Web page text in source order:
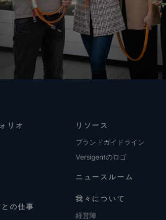
リオ
の仕事
リソース
ブランドガイドライン
Versigentのロゴ
ニュースルーム
我々について
経営陣